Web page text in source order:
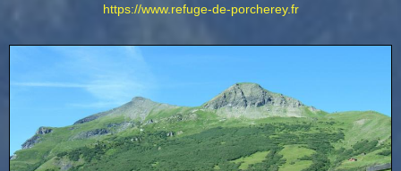
https://www.refuge-de-porcherey.fr